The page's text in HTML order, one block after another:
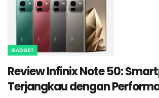
GADGET
Review Infinix Note 50:
Terjangkau dengan